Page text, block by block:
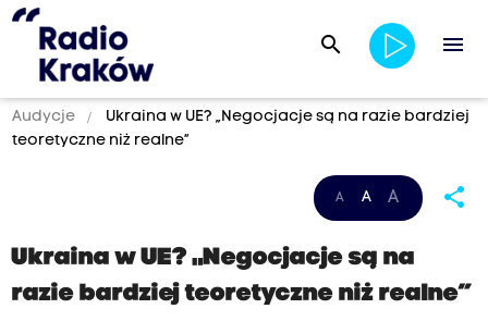
search menu
Audycje
Ukraina w UE? „Negocjacje są na razie bardziej
teoretyczne niż realne”
A A A share
Ukraina w UE? „Negocjacje są na
razie bardziej teoretyczne niż realne”